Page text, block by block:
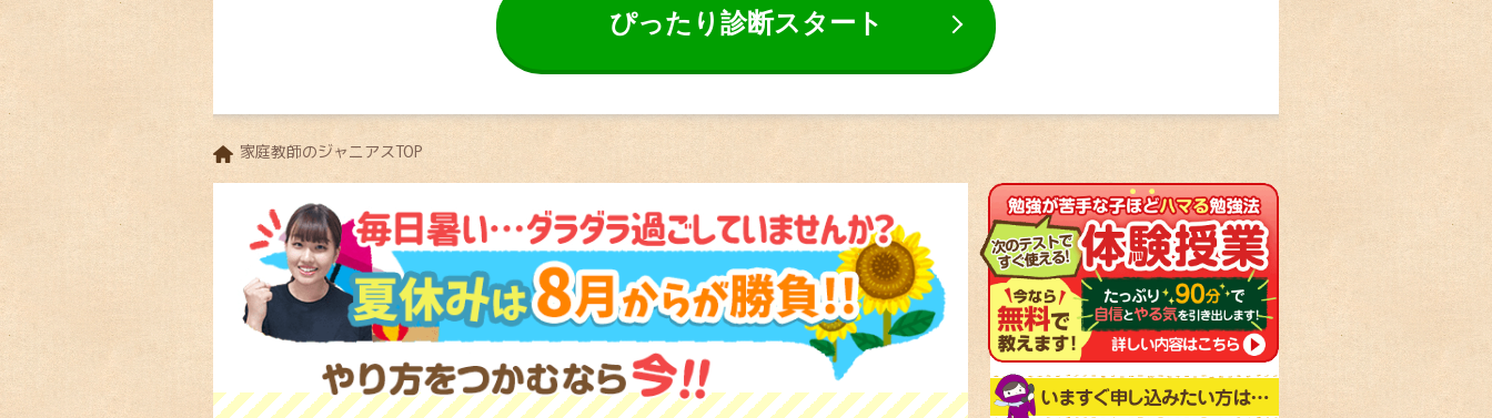
ぴったり診断スタート
家庭教師のジャニアスTOP